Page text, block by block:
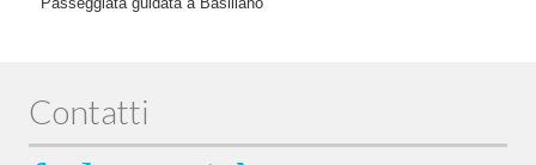
Contatti